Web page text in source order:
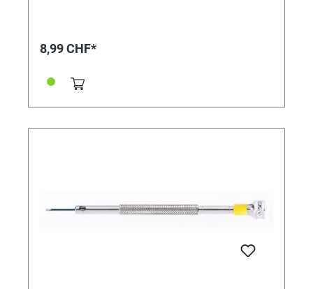
8,99 CHF*